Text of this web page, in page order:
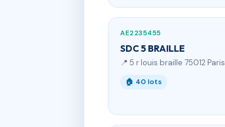
AE2235455
SDC 5 BRAILLE
📍 5 r louis braille 75012 Paris
🏠 40 lots